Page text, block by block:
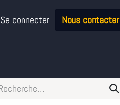
Se connecter Nous contacter